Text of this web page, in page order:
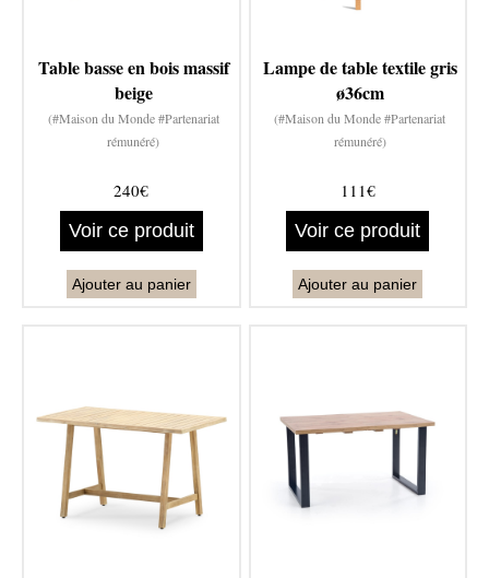
Table basse en bois massif
beige
(#Maison du Monde #Partenariat
rémunéré)
240€
Voir ce produit
Ajouter au panier
Lampe de table textile gris
ø36cm
(#Maison du Monde #Partenariat
rémunéré)
111€
Voir ce produit
Ajouter au panier